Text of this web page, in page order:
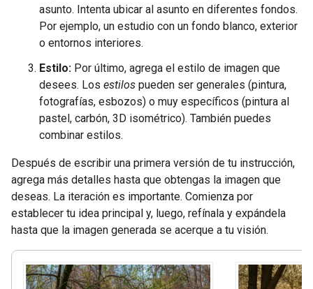
asunto. Intenta ubicar al asunto en diferentes fondos.
Por ejemplo, un estudio con un fondo blanco, exterior
o entornos interiores.
Estilo: Por último, agrega el estilo de imagen que
desees. Los estilos pueden ser generales (pintura,
fotografías, esbozos) o muy específicos (pintura al
pastel, carbón, 3D isométrico). También puedes
combinar estilos.
Después de escribir una primera versión de tu instrucción,
agrega más detalles hasta que obtengas la imagen que
deseas. La iteración es importante. Comienza por
establecer tu idea principal y, luego, refínala y expándela
hasta que la imagen generada se acerque a tu visión.